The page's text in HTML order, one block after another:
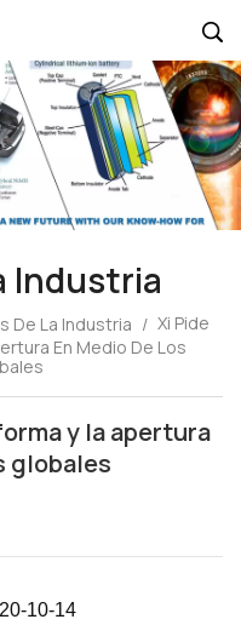
Industria
De La Industria / Xi Pide
En Medio De Los
y la apertura
globales
10-14